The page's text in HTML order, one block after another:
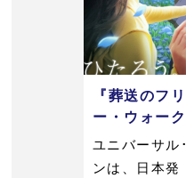
『葬送のフ
ー・ウォー
ユニバーサル
ンは、日本発